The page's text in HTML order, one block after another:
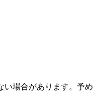
場合があります。予め